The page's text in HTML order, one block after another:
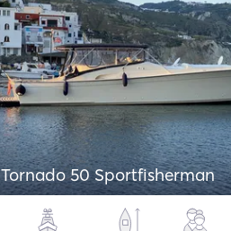
Tornado 50 Sportfisherman